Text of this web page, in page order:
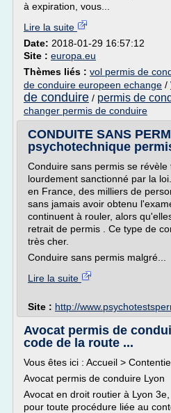
à expiration, vous...
Lire la suite
Date: 2018-01-29 16:57:12
Site : europa.eu
Thèmes liés : vol permis de
de conduire europeen echange /
de conduire / permis de
changer permis de conduire
CONDUITE SANS
psychotechnique
Conduire sans permis se
lourdement sanctionné par la
en France, des milliers de
sans jamais avoir obtenu
continuent à rouler, alors
retrait de permis . Ce type de
très cher.
Conduire sans permis malgré...
Lire la suite
Site : http://
Avocat permis de
code de la route ...
Vous êtes ici : Accueil >
Avocat permis de conduire Lyon
Avocat en droit routier à Lyon
pour toute procédure liée au